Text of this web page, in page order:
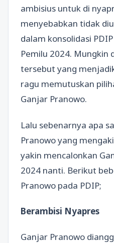
ambisius untuk di
menyebabkan tidak
dalam konsolidasi
Pemilu 2024. Mungkin
tersebut yang
ragu memutuskan
Ganjar Pranowo.
Lalu sebenarnya apa
Pranowo yang
yakin mencalonkan
2024 nanti. Berikut
Pranowo pada PDIP;
Berambisi Nyapres
Ganjar Pranowo